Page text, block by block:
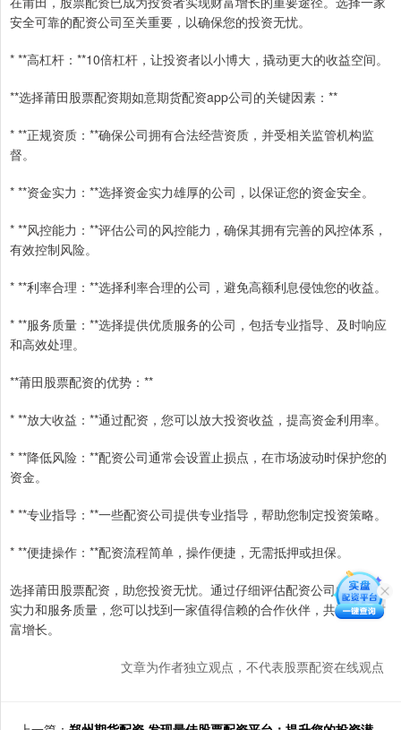
安全可靠的配资公司至关重要，以确保您的投资无忧。
* **高杠杆：**10倍杠杆，让投资者以小博大，撬动更大的收益空间。
**选择莆田股票配资期如意期货配资app公司的关键因素：**
* **正规资质：**确保公司拥有合法经营资质，并受相关监管机构监
督。
* **资金实力：**选择资金实力雄厚的公司，以保证您的资金安全。
* **风控能力：**评估公司的风控能力，确保其拥有完善的风控体系，
有效控制风险。
* **利率合理：**选择利率合理的公司，避免高额利息侵蚀您的收益。
* **服务质量：**选择提供优质服务的公司，包括专业指导、及时响应
和高效处理。
**莆田股票配资的优势：**
* **放大收益：**通过配资，您可以放大投资收益，提高资金利用率。
* **降低风险：**配资公司通常会设置止损点，在市场波动时保护您的
资金。
* **专业指导：**一些配资公司提供专业指导，帮助您制定投资策略。
* **便捷操作：**配资流程简单，操作便捷，无需抵押或担保。
选择莆田股票配资，助您投资无忧。通过仔细评估配资公司的资质、
实力和服务质量，您可以找到一家值得信赖的合作伙伴，共同实现财
富增长。
文章为作者独立观点，不代表股票配资在线观点